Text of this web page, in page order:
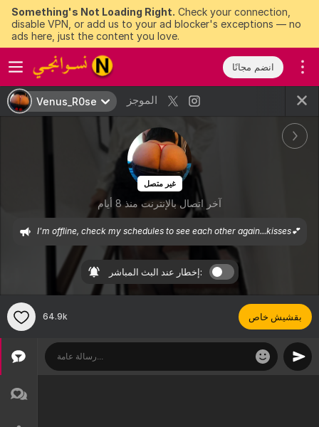
Something's Not Loading Right. Check your connection,
disable VPN, or add us to your ad blocker's exceptions — no
ads here, just the content you love.
انضم مجانًا
Venus_R0se الموجز
غير متصل
آخر اتصال بالإنترنت منذ 8 أيام
I'm offline, check my schedules to see each other again...kisses💕
إخطار عند البث المباشر:
64.9k بقشيش خاص